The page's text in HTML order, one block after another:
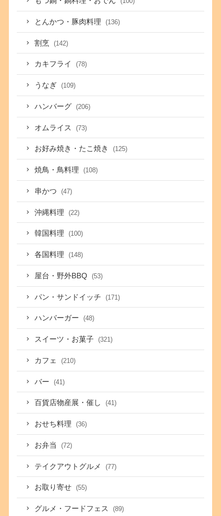
とんかつ・豚肉料理 (136)
割烹 (142)
カキフライ (78)
うなぎ (109)
ハンバーグ (206)
オムライス (73)
お好み焼き・たこ焼き (125)
焼鳥・鳥料理 (108)
串かつ (47)
沖縄料理 (22)
韓国料理 (100)
各国料理 (148)
屋台・野外BBQ (53)
パン・サンドイッチ (171)
ハンバーガー (48)
スイーツ・お菓子 (321)
カフェ (210)
バー (41)
百貨店物産展・催し (41)
おせち料理 (36)
お弁当 (72)
テイクアウトグルメ (77)
お取り寄せ (55)
グルメ・フードフェス (89)